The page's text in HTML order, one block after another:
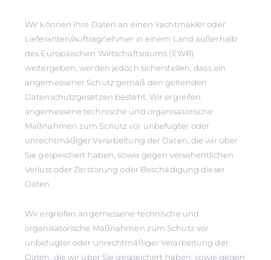
Wir können Ihre Daten an einen Yachtmakler oder
Lieferanten/Auftragnehmer in einem Land außerhalb
des Europäischen Wirtschaftsraums (EWR)
weitergeben, werden jedoch sicherstellen, dass ein
angemessener Schutz gemäß den geltenden
Datenschutzgesetzen besteht. Wir ergreifen
angemessene technische und organisatorische
Maßnahmen zum Schutz vor unbefugter oder
unrechtmäßiger Verarbeitung der Daten, die wir über
Sie gespeichert haben, sowie gegen versehentlichen
Verlust oder Zerstörung oder Beschädigung dieser
Daten.
Wir ergreifen angemessene technische und
organisatorische Maßnahmen zum Schutz vor
unbefugter oder unrechtmäßiger Verarbeitung der
Daten, die wir über Sie gespeichert haben, sowie gegen